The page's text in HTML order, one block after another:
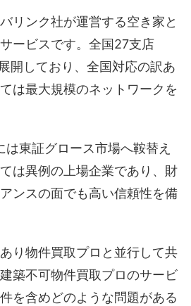
リンク社が運営する空き家と
ービスです。全国27支店
開しており、全国対応の訳あ
は最大規模のネットワークを
東証グロース市場へ鞍替え
は異例の上場企業であり、財
ンスの面でも高い信頼性を備
り物件買取プロと並行して共
築不可物件買取プロのサービ
を含めどのような問題がある